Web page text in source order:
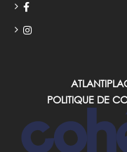
POLITIQUE DE